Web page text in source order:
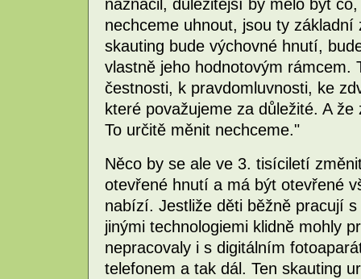
naznačil, důležitější by mělo být
nechceme uhnout, jsou ty
skauting bude výchovné hnutí,
vlastně jeho hodnotovým rámcem.
čestnosti, k pravdomluvnosti, ke
které považujeme za důležité. A
To určitě měnit nechceme."
Něco by se ale ve 3. tisíciletí
otevřené hnutí a má být otevřené
nabízí. Jestliže děti běžně pracují
jinými technologiemi klidně mohly
nepracovaly i s digitálním
telefonem a tak dál. Ten skauting